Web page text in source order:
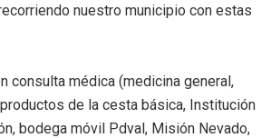
nuestro municipio con estas
consulta médica (medicina general,
de la cesta básica, Institución
bodega móvil Pdval, Misión Nevado,